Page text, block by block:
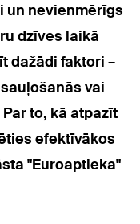
un nevienmērīgs
dzīves laikā
dažādi faktori –
vai
to, kā atpazīt
efektīvākos
"Euroaptieka"